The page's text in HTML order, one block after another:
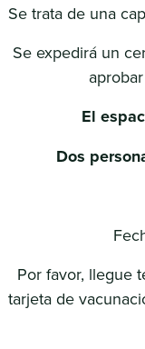
Se trata de una
Se expedirá un
El
Dos
Por favor, llegue
tarjeta de